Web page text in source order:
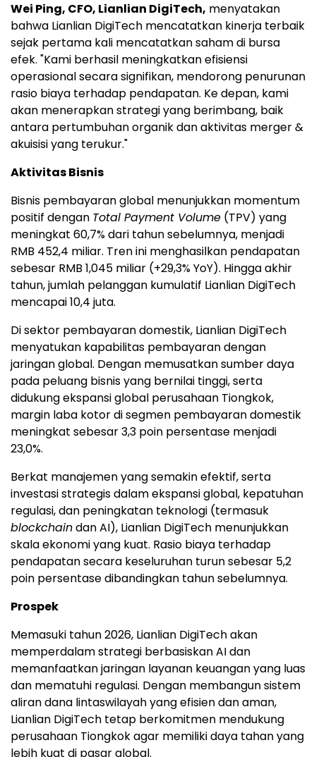
Wei Ping, CFO, Lianlian DigiTech, menyatakan
bahwa Lianlian DigiTech mencatatkan kinerja terbaik
sejak pertama kali mencatatkan saham di bursa
efek. "Kami berhasil meningkatkan efisiensi
operasional secara signifikan, mendorong penurunan
rasio biaya terhadap pendapatan. Ke depan, kami
akan menerapkan strategi yang berimbang, baik
antara pertumbuhan organik dan aktivitas merger &
akuisisi yang terukur."
Aktivitas Bisnis
Bisnis pembayaran global menunjukkan momentum
positif dengan Total Payment Volume (TPV) yang
meningkat 60,7% dari tahun sebelumnya, menjadi
RMB 452,4 miliar. Tren ini menghasilkan pendapatan
sebesar RMB 1,045 miliar (+29,3% YoY). Hingga akhir
tahun, jumlah pelanggan kumulatif Lianlian DigiTech
mencapai 10,4 juta.
Di sektor pembayaran domestik, Lianlian DigiTech
menyatukan kapabilitas pembayaran dengan
jaringan global. Dengan memusatkan sumber daya
pada peluang bisnis yang bernilai tinggi, serta
didukung ekspansi global perusahaan Tiongkok,
margin laba kotor di segmen pembayaran domestik
meningkat sebesar 3,3 poin persentase menjadi
23,0%.
Berkat manajemen yang semakin efektif, serta
investasi strategis dalam ekspansi global, kepatuhan
regulasi, dan peningkatan teknologi (termasuk
blockchaindan AI), Lianlian DigiTech menunjukkan
skala ekonomi yang kuat. Rasio biaya terhadap
pendapatan secara keseluruhan turun sebesar 5,2
poin persentase dibandingkan tahun sebelumnya.
Prospek
Memasuki tahun 2026, Lianlian DigiTech akan
memperdalam strategi berbasiskan AI dan
memanfaatkan jaringan layanan keuangan yang luas
dan mematuhi regulasi. Dengan membangun sistem
aliran dana lintaswilayah yang efisien dan aman,
Lianlian DigiTech tetap berkomitmen mendukung
perusahaan Tiongkok agar memiliki daya tahan yang
lebih kuat di pasar global.